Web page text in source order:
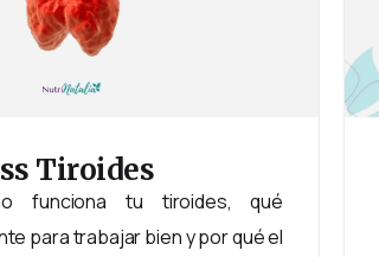
Tiroides
funciona tu tiroides, qué
para trabajar bien y por qué el